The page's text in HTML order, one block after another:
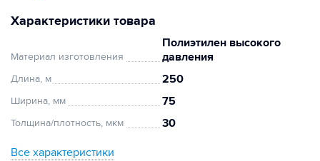
Характеристики товара
Материал изготовления
Полиэтилен высокого
давления
Длина, м 250
Ширина, мм 75
Толщина/плотность, мкм 30
Все характеристики